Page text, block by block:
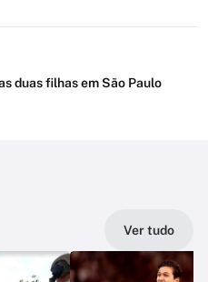
duas filhas em São Paulo
Ver tudo